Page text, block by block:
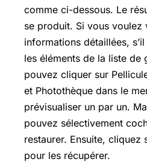
comme ci-dessous. Le
se produit. Si vous voulez
informations détaillées,
les éléments de la liste de
pouvez cliquer sur
et Photothèque dans le
prévisualiser un par un.
pouvez sélectivement
restaurer. Ensuite, cliquez
pour les récupérer.